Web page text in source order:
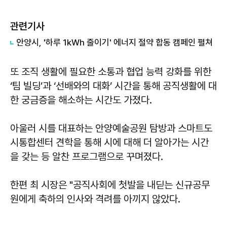
관련기사
안양시, '하루 1kWh 줄이기' 에너지 절약 합동 캠페인 펼쳐
또 조직 생활에 필요한 소통과 협업 능력 강화를 위한
‘팀 빌딩’과 ‘선배와의 대화’ 시간을 통해 공직생활에 대
한 궁금증을 해소하는 시간도 가졌다.
아울러 시를 대표하는 안양예술공원 탐방과 스마트도
시통합센터 견학을 통해 시에 대해 더 알아가는 시간
을 갖는 등 알찬 프로그램으로 꾸며졌다.
한편 최 시장은 "공직사회에 첫발을 내딛는 신규공무
원에게 축하의 인사와 격려를 아끼지 않았다.